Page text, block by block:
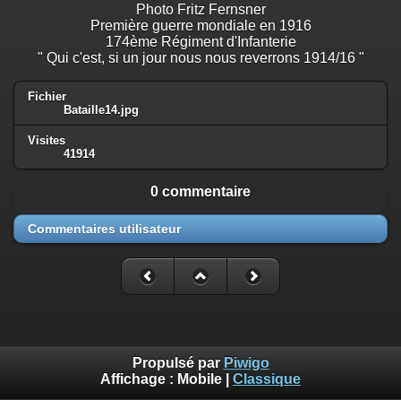
Photo Fritz Fernsner
Première guerre mondiale en 1916
174ème Régiment d'Infanterie
" Qui c'est, si un jour nous nous reverrons 1914/16 "
Fichier
Bataille14.jpg
Visites
41914
0 commentaire
Commentaires utilisateur
Propulsé par Piwigo
Affichage : Mobile Classique